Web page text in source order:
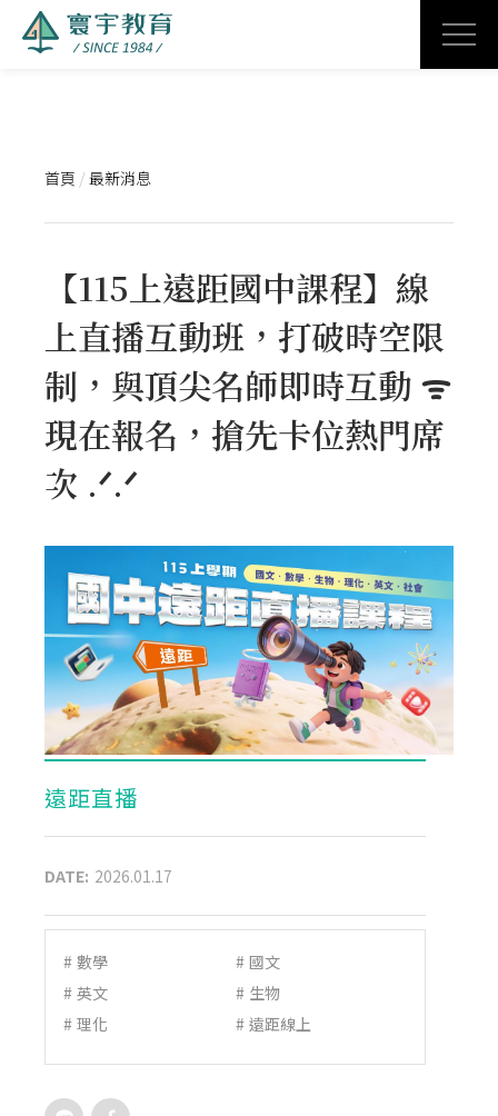
首頁 / 最新消息
【115上遠距國中課程】線
上直播互動班，打破時空限
制，與頂尖名師即時互動 ᯤ
現在報名，搶先卡位熱門席
次 .ᐟ‪‪.ᐟ
遠距直播
DATE: 2026.01.17
# 數學 # 國文
# 英文 # 生物
# 理化 # 遠距線上